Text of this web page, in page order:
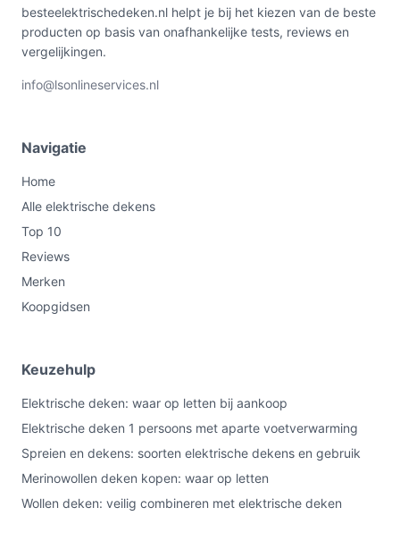
besteelektrischedeken.nl helpt je bij het kiezen van de beste
producten op basis van onafhankelijke tests, reviews en
vergelijkingen.
info@lsonlineservices.nl
Navigatie
Home
Alle elektrische dekens
Top 10
Reviews
Merken
Koopgidsen
Keuzehulp
Elektrische deken: waar op letten bij aankoop
Elektrische deken 1 persoons met aparte voetverwarming
Spreien en dekens: soorten elektrische dekens en gebruik
Merinowollen deken kopen: waar op letten
Wollen deken: veilig combineren met elektrische deken